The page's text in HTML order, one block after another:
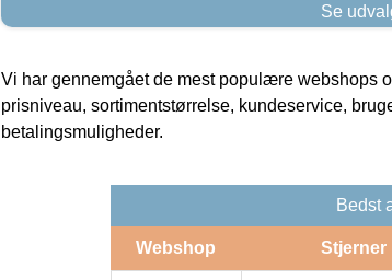
Se
Vi har gennemgået de mest populære webshops
prisniveau, sortimentstørrelse, kundeservice,
betalingsmuligheder.
Bedst
Webshop Stjerner